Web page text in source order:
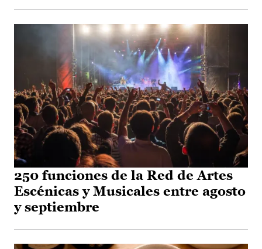
250 funciones de la Red de Artes
Escénicas y Musicales entre agosto
y septiembre